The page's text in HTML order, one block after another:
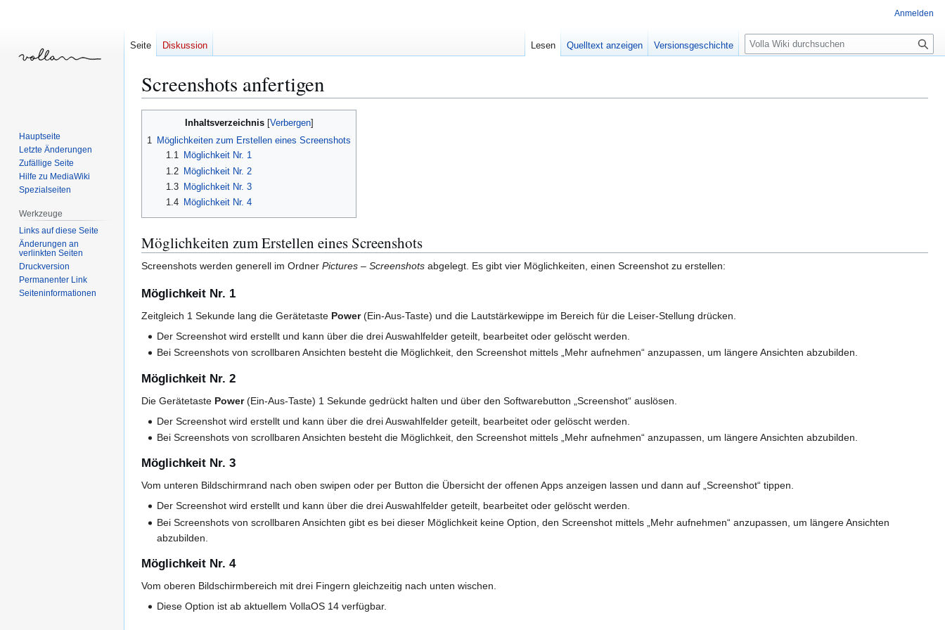
Screenshots anfertigen
springen
springen
Inhaltsverzeichnis
1 Möglichkeiten zum Erstellen eines Screenshots
1.1
Möglichkeit Nr. 1
1.2
Möglichkeit Nr. 2
1.3
Möglichkeit Nr. 3
1.4
Möglichkeit Nr. 4
Möglichkeiten zum Erstellen eines Screenshots
Screenshots werden generell im Ordner Pictures – Screenshots abgelegt. Es gibt vier Möglichkeiten, einen Screenshot zu erstellen:
Möglichkeit Nr. 1
Zeitgleich 1 Sekunde lang die Gerätetaste Power(Ein-Aus-Taste) und die Lautstärkewippe im Bereich für die Leiser-Stellung drücken.
Der Screenshot wird erstellt und kann über die drei Auswahlfelder geteilt, bearbeitet oder gelöscht werden.
Bei Screenshots von scrollbaren Ansichten besteht die Möglichkeit, den Screenshot mittels „Mehr aufnehmen“ anzupassen, um längere Ansichten abzubilden.
Möglichkeit Nr. 2
Die Gerätetaste Power(Ein-Aus-Taste) 1 Sekunde gedrückt halten und über den Softwarebutton „Screenshot“ auslösen.
Der Screenshot wird erstellt und kann über die drei Auswahlfelder geteilt, bearbeitet oder gelöscht werden.
Bei Screenshots von scrollbaren Ansichten besteht die Möglichkeit, den Screenshot mittels „Mehr aufnehmen“ anzupassen, um längere Ansichten abzubilden.
Möglichkeit Nr. 3
Vom unteren Bildschirmrand nach oben swipen oder per Button die Übersicht der offenen Apps anzeigen lassen und dann auf „Screenshot“ tippen.
Der Screenshot wird erstellt und kann über die drei Auswahlfelder geteilt, bearbeitet oder gelöscht werden.
Bei Screenshots von scrollbaren Ansichten gibt es bei dieser Möglichkeit keine Option, den Screenshot mittels „Mehr aufnehmen“ anzupassen, um längere Ansichten
abzubilden.
Möglichkeit Nr. 4
Vom oberen Bildschirmbereich mit drei Fingern gleichzeitig nach unten wischen.
Diese Option ist ab aktuellem VollaOS 14 verfügbar.
Anmelden
Seite Diskussion Lesen Quelltext anzeigen Versionsgeschichte
S
u
e
Hauptseite
Letzte Änderungen
Zufällige Seite
Hilfe zu MediaWiki
Spezialseiten
Werkzeuge
Links auf diese Seite
Änderungen an
verlinkten Seiten
Druckversion
Permanenter Link
Seiten­­informationen